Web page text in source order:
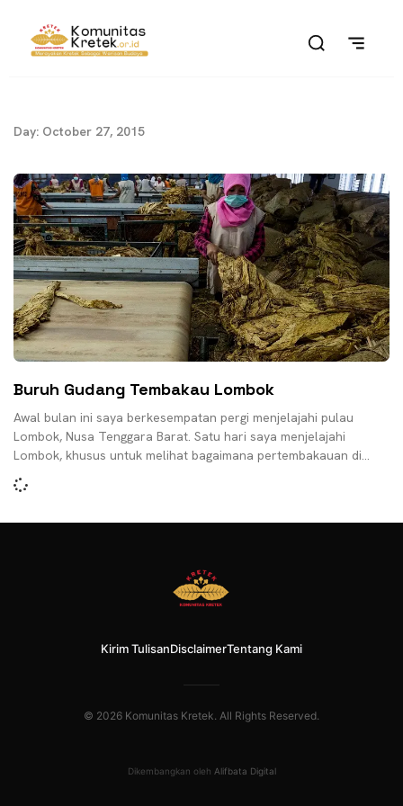
Day: October 27, 2015
Buruh Gudang Tembakau Lombok
Awal bulan ini saya berkesempatan pergi menjelajahi pulau
Lombok, Nusa Tenggara Barat. Satu hari saya menjelajahi
Lombok, khusus untuk melihat bagaimana pertembakauan di
Lombok. Tak
Kirim TulisanDisclaimerTentang Kami
© 2026 Komunitas Kretek. All Rights Reserved.
Dikembangkan oleh Alifbata Digital